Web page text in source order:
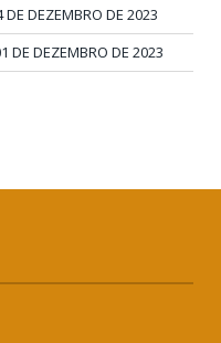
DEZEMBRO DE 2023
DE DEZEMBRO DE 2023